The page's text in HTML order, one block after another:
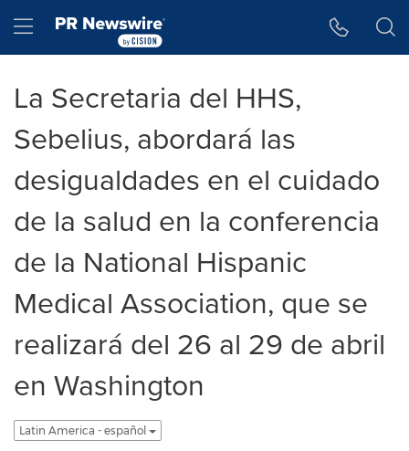
Hamburger menu
La Secretaria del HHS,
Sebelius, abordará las
desigualdades en el cuidado
de la salud en la conferencia
de la National Hispanic
Medical Association, que se
realizará del 26 al 29 de abril
en Washington
Latin America - español